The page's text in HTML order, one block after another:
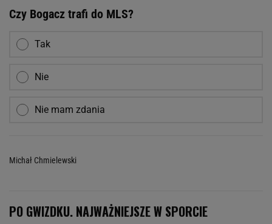
Czy Bogacz trafi do MLS?
Tak
Nie
Nie mam zdania
Michał Chmielewski